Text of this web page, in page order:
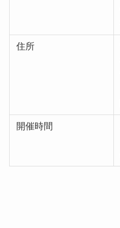
住所
開催時間